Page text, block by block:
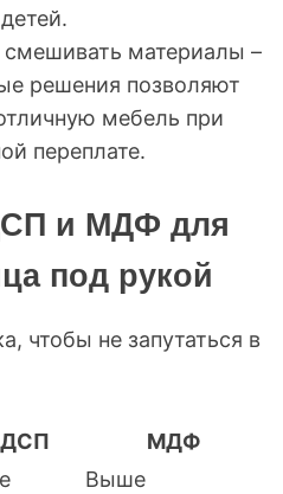
смешивать материалы –
решения позволяют
мебель при
переплате.
и МДФ для
под рукой
чтобы не запутаться в
МДФ
Выше